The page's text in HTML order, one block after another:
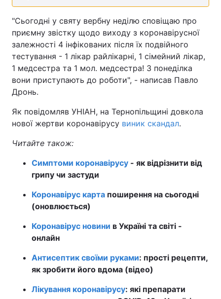
"Сьогодні у святу вербну неділю сповіщаю про
приємну звістку щодо виходу з коронавірусної
залежності 4 інфікованих після їх подвійного
тестування - 1 лікар райлікарні, 1 сімейний лікар,
1 медсестра та 1 мол. медсестра! З понеділка
вони приступають до роботи", - написав Павло
Дронь.
Як повідомляв УНІАН, на Тернопільщині довкола
нової жертви коронавірусу виник скандал.
Читайте також:
Симптоми коронавірусу - як відрізнити від
грипу чи застуди
Коронавірус карта поширення на сьогодні
(оновлюється)
Коронавірус новини в Україні та світі -
онлайн
Антисептик своїми руками: прості рецепти,
як зробити його вдома (відео)
Лікування коронавірусу: які препарати